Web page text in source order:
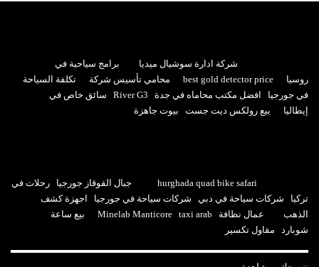
شركة ادارة سوشيال ميديا
برامج سياحية في
روسيا
best gold detector price محامي تأسيس شركة
تكلفة السياحة
في جورجيا
افضل مكتب محاماه في جدة River G3
سائق خاص في
إيطاليا
بيع رولكس ديت جست بيوت جاهزة
hurghada quad bike safari جبال القوقاز جورجيا
رحلات في
تركيا
شركات سياحة في دبي شركات سياحة في جورجيا
اجهزة كشف
الذهب
عمال نظافة Minelab Manticore taxi arab
بيع ساعة
شوبارد
مقاول تكسير